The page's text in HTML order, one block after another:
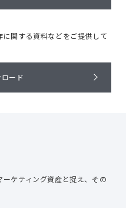
に関する資料などをご提供して
ード
ーケティング資産と捉え、 その